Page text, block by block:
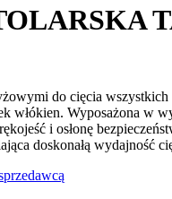
do cięcia
włókien. Wyposażona w
i osłonę
doskonałą wydajność